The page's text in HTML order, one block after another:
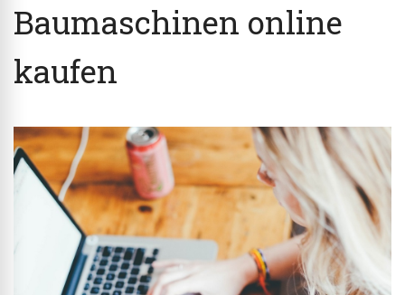
Baumaschinen online
kaufen